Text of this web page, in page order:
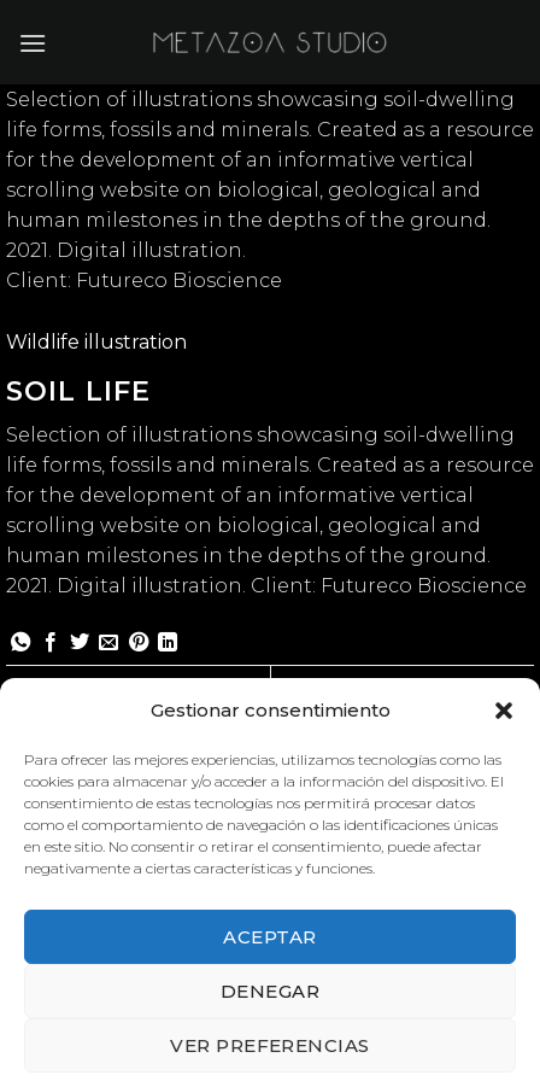
Gestionar consentimiento
Para ofrecer las mejores experiencias, utilizamos tecnologías como las
cookies para almacenar y/o acceder a la información del dispositivo. El
consentimiento de estas tecnologías nos permitirá procesar datos
como el comportamiento de navegación o las identificaciones únicas
en este sitio. No consentir o retirar el consentimiento, puede afectar
negativamente a ciertas características y funciones.
ACEPTAR
DENEGAR
VER PREFERENCIAS
Wildlife illustration
SOIL LIFE
Selection of illustrations showcasing soil-dwelling
life forms, fossils and minerals. Created as a resource
for the development of an informative vertical
scrolling website on biological, geological and
human milestones in the depths of the ground.
2021. Digital illustration. Client: Futureco Bioscience
Selection of illustrations showcasing soil-dwelling
life forms, fossils and minerals. Created as a resource
for the development of an informative vertical
scrolling website on biological, geological and
human milestones in the depths of the ground.
2021. Digital illustration.
Client: Futureco Bioscience
SOIL LIFE